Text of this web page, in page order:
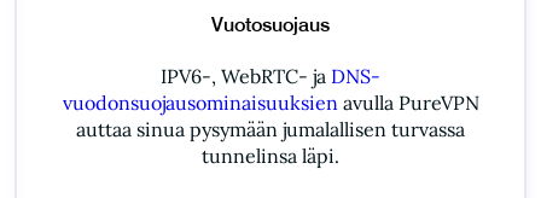
Vuotosuojaus
IPV6-, WebRTC- ja DNS-
vuodonsuojausominaisuuksien avulla PureVPN
auttaa sinua pysymään jumalallisen turvassa
tunnelinsa läpi.